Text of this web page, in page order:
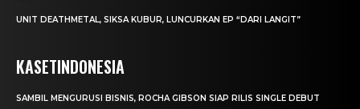
UNIT DEATHMETAL, SIKSA KUBUR, LUNCURKAN EP “DARI LANGIT”
KASETINDONESIA
SAMBIL MENGURUSI BISNIS, ROCHA GIBSON SIAP RILIS SINGLE DEBUT